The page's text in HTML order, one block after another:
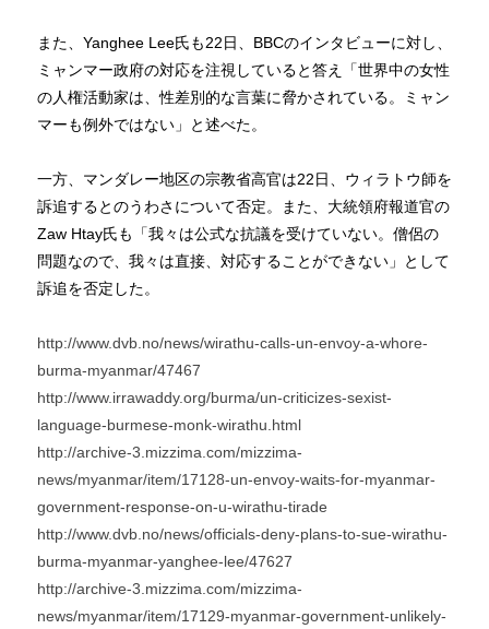
また、Yanghee Lee氏も22日、BBCのインタビューに対し、
ミャンマー政府の対応を注視していると答え「世界中の女性
の人権活動家は、性差別的な言葉に脅かされている。ミャン
マーも例外ではない」と述べた。
一方、マンダレー地区の宗教省高官は22日、ウィラトウ師を
訴追するとのうわさについて否定。また、大統領府報道官の
Zaw Htay氏も「我々は公式な抗議を受けていない。僧侶の
問題なので、我々は直接、対応することができない」として
訴追を否定した。
http://www.dvb.no/news/wirathu-calls-un-envoy-a-whore-
burma-myanmar/47467
http://www.irrawaddy.org/burma/un-criticizes-sexist-
language-burmese-monk-wirathu.html
http://archive-3.mizzima.com/mizzima-
news/myanmar/item/17128-un-envoy-waits-for-myanmar-
government-response-on-u-wirathu-tirade
http://www.dvb.no/news/officials-deny-plans-to-sue-wirathu-
burma-myanmar-yanghee-lee/47627
http://archive-3.mizzima.com/mizzima-
news/myanmar/item/17129-myanmar-government-unlikely-